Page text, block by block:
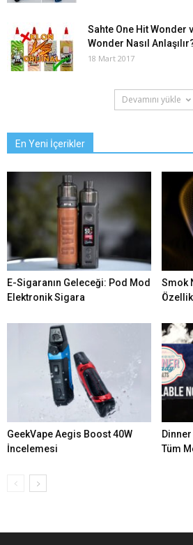
Sahte One Hit Wonder
Wonder Nasıl
18 Mart 2017
Devamını yükle
En Yeni İçerikler
E-Sigaranın Geleceği: Pod Mod
Elektronik Sigara
Smok
GeekVape Aegis Boost 40W
İncelemesi
Tüm